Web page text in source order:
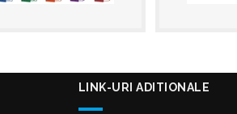
LINK-URI ADITIONALE